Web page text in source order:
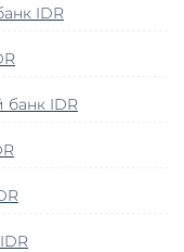
IDR
банк IDR